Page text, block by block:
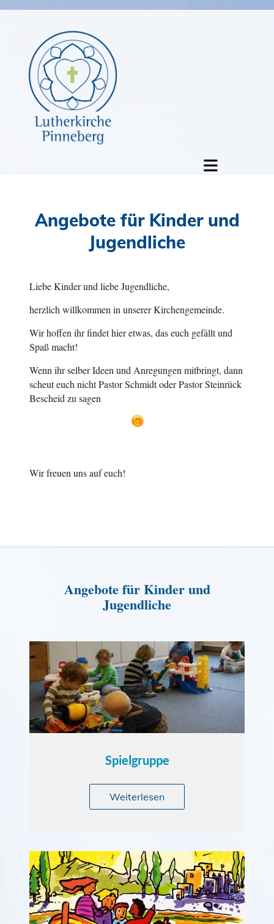
Angebote für Kinder und
Jugendliche
Liebe Kinder und liebe Jugendliche,
herzlich willkommen in unserer Kirchengemeinde.
Wir hoffen ihr findet hier etwas, das euch gefällt und
Spaß macht!
Wenn ihr selber Ideen und Anregungen mitbringt, dann
scheut euch nicht Pastor Schmidt oder Pastor Steinrück
Bescheid zu sagen
Wir freuen uns auf euch!
Angebote für Kinder und
Jugendliche
Spielgruppe
Weiterlesen